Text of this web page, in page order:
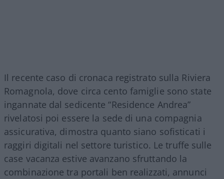
Il recente caso di cronaca registrato sulla Riviera
Romagnola, dove circa cento famiglie sono state
ingannate dal sedicente “Residence Andrea”
rivelatosi poi essere la sede di una compagnia
assicurativa, dimostra quanto siano sofisticati i
raggiri digitali nel settore turistico. Le truffe sulle
case vacanza estive avanzano sfruttando la
combinazione tra portali ben realizzati, annunci